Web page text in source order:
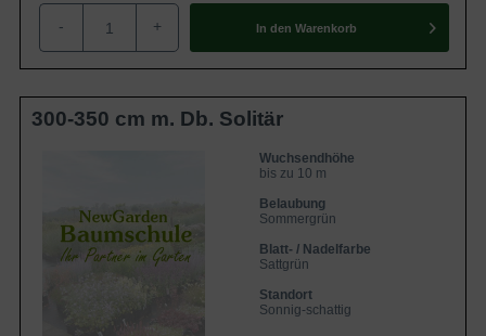
- + In den Warenkorb
300-350 cm m. Db. Solitär
Wuchsendhöhe
bis zu 10 m
Belaubung
Sommergrün
Blatt- / Nadelfarbe
Sattgrün
Standort
Sonnig-schattig